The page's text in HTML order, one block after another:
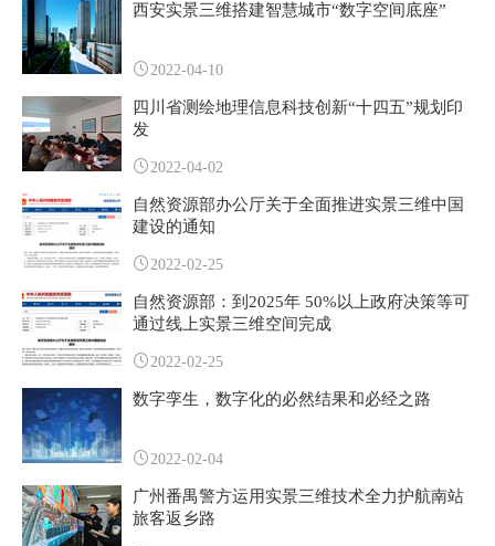
西安实景三维搭建智慧城市“数字空间底座”
2022-04-10
四川省测绘地理信息科技创新“十四五”规划印
发
2022-04-02
自然资源部办公厅关于全面推进实景三维中国
建设的通知
2022-02-25
自然资源部：到2025年 50%以上政府决策等可
通过线上实景三维空间完成
2022-02-25
数字孪生，数字化的必然结果和必经之路
2022-02-04
广州番禺警方运用实景三维技术全力护航南站
旅客返乡路